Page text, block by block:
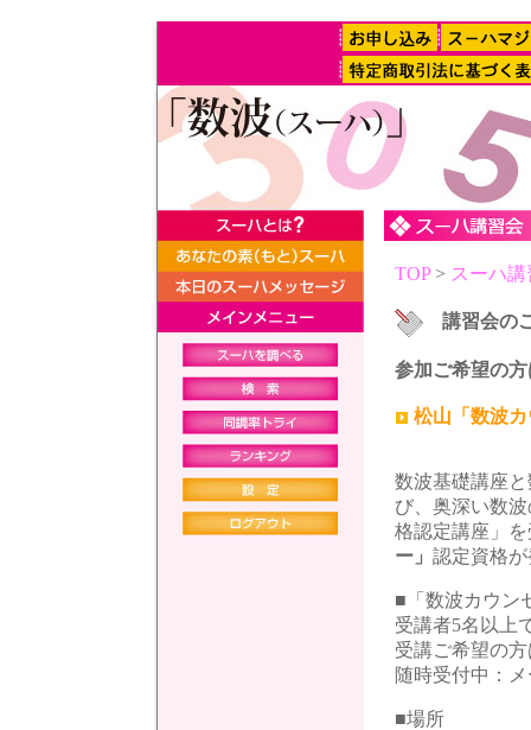
TOP> スーハ講
講習会の
参加ご希望の
松山「数波
数波基礎講座
び、奥深い数
格認定講座」
ー」 認定資格
■「数波カウン
受講者5名以上
受講ご希望の
随時受付中：
■場所